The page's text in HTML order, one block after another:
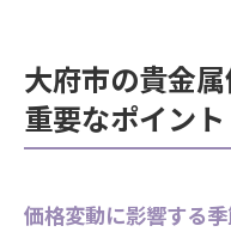
大府市の貴金
重要なポイント
価格変動に影響する